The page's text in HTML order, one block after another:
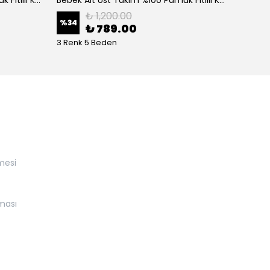
%34 ₺ 1,200.00
₺ 789.00
3 Renk 5 Beden